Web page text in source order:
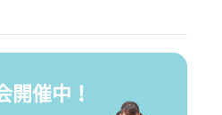
開催中！